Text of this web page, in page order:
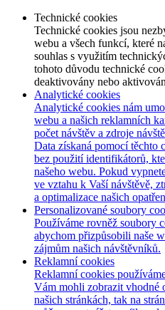
Technické cookies
Technické cookies jsou
webu a všech funkcí, které
souhlas s využitím
tohoto důvodu technické
deaktivovány nebo
Analytické cookies
Analytické cookies nám
webu a našich reklamních
počet návštěv a zdroje
Data získaná pomocí těchto
bez použití identifikátorů,
našeho webu. Pokud
ve vztahu k Vaší návštěvě,
a optimalizace našich
Personalizované soubory
Používáme rovněž soubory
abychom přizpůsobili naše
zájmům našich návštěvníků.
Reklamní cookies
Reklamní cookies
Vám mohli zobrazit vhodné
našich stránkách, tak na